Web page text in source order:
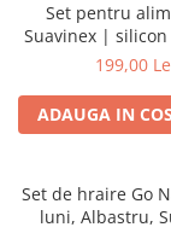
Set pentru
Suavinex | silicon | verde |
+4 luni | Colour
199,00
ADAUGA IN COS
Set de hraire Go
luni, Albastru,